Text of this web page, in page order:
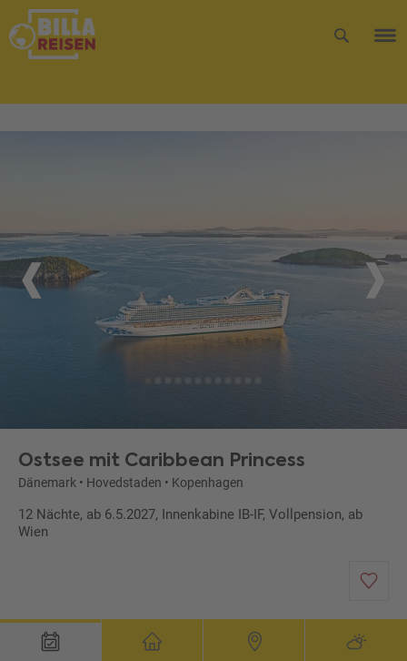
Ostsee mit Caribbean Princess
Dänemark • Hovedstaden • Kopenhagen
12 Nächte, ab 6.5.2027, Innenkabine IB-IF, Vollpension, ab
Wien